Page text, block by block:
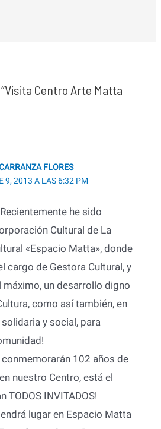
Centro Arte Matta
FLORES
9, 2013 A LAS 6:32 PM
he sido
Cultural de La
«Espacio Matta», donde
cargo de Gestora Cultural, y
máximo, un desarrollo digno
como así también, en
y social, para
102 años de
nuestro Centro, está el
TODOS INVITADOS!
lugar en Espacio Matta